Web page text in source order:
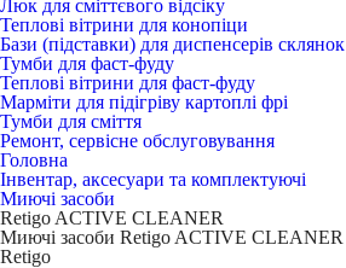
Люк для сміттєвого відсіку
Теплові вітрини для конопіци
Бази (підставки) для диспенсерів склянок
Тумби для фаст-фуду
Теплові вітрини для фаст-фуду
Марміти для підігріву картоплі фрі
Тумби для сміття
Ремонт, сервісне обслуговування
Головна
Інвентар, аксесуари та комплектуючі
Миючі засоби
Retigo ACTIVE CLEANER
Миючі засоби Retigo ACTIVE CLEANER
Retigo